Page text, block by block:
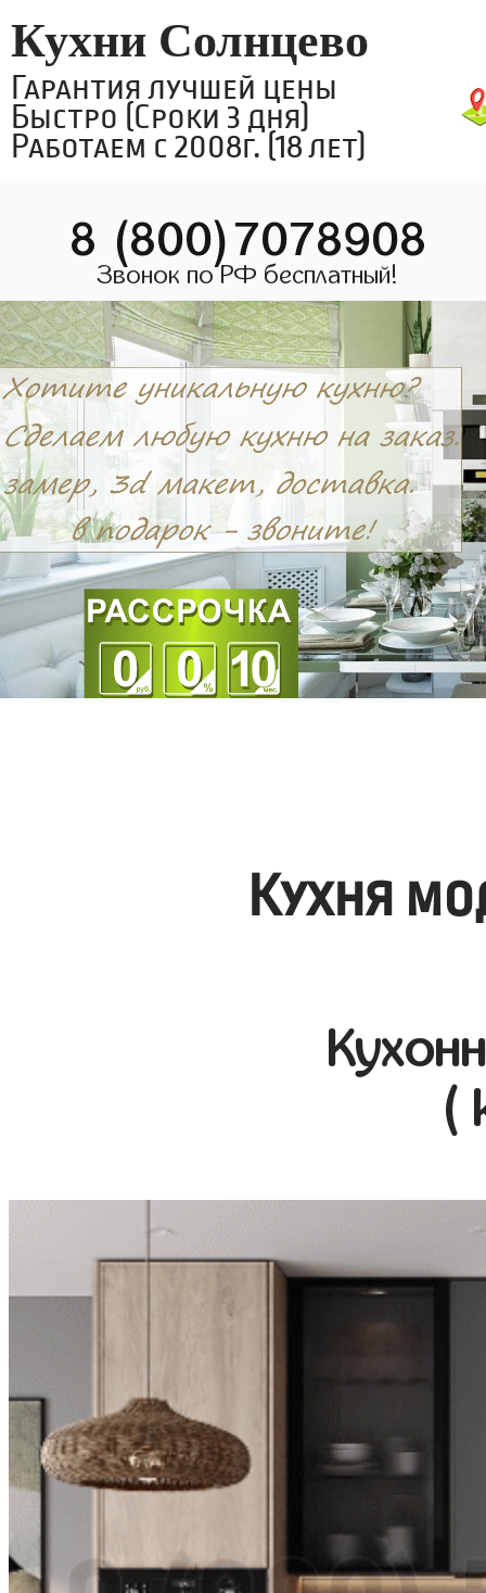
Кухни Солнцево
Гарантия лучшей цены
Быстро (Сроки 3 дня)
Работаем с 2008г. (18 лет)
8 (800)7078908
Звонок по РФ бесплатный!
Кухня
(